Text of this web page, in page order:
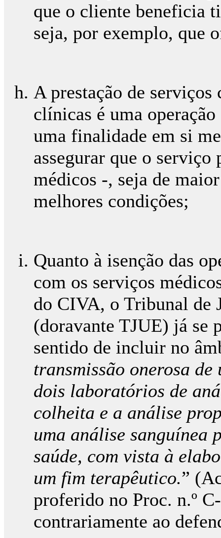
que o cliente beneficia
seja, por exemplo, que
A prestação de serviços
clínicas é uma
uma finalidade em si
assegurar que o
médicos -, seja de
melhores condições;
Quanto à isenção das
com os serviços
do CIVA, o Tribunal de
(doravante TJUE) já se
sentido de incluir no
transmissão onerosa
dois laboratórios de
colheita e a análise
uma análise sanguínea
saúde, com vista à
um fim terapêutico.”
proferido no Proc. n.º
contrariamente ao